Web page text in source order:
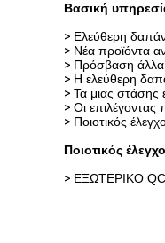
Βασική
> Ελεύθερη
> Νέα προϊόντα
> Πρόσβαση άλλα
> Η ελεύθερη
> Τα μιας στάσης
> Οι επιλέγοντας
> Ποιοτικός
Ποιοτικός
> ΕΞΩΤΕΡΙΚΟ QC